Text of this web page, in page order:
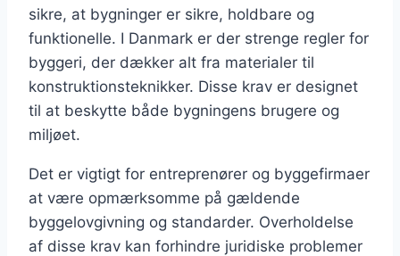
sikre, at bygninger er sikre, holdbare og
funktionelle. I Danmark er der strenge regler for
byggeri, der dækker alt fra materialer til
konstruktionsteknikker. Disse krav er designet
til at beskytte både bygningens brugere og
miljøet.
Det er vigtigt for entreprenører og byggefirmaer
at være opmærksomme på gældende
byggelovgivning og standarder. Overholdelse
af disse krav kan forhindre juridiske problemer